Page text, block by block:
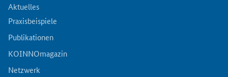
Aktuelles
Praxisbeispiele
Publikationen
KOINNOmagazin
Netzwerk